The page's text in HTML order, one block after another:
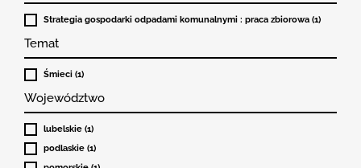
Strategia gospodarki odpadami komunalnymi : praca zbiorowa (1)
Temat
Śmieci (1)
Województwo
lubelskie (1)
podlaskie (1)